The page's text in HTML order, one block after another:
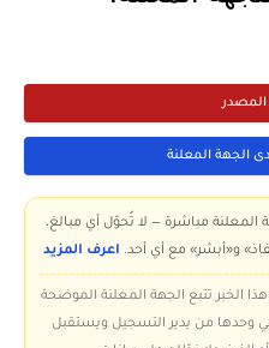
المصدر
الجهة المعلنة
المعلنة مباشرة — لا تُحوّل أي مبالغ،
و«أبشر» مع أي أحد. اعرف المزيد
هذا الخبر تتبع الجهة المعلنة الموضحة
وحدها من يدير التسجيل ويستقبل